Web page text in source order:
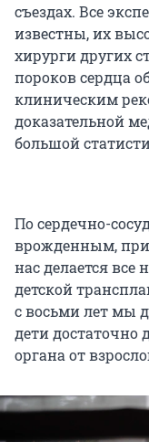
съездах. Все
известны, их
хирурги других
пороков сердца
клиническим
доказательной
большой
По сердечно-
врожденным,
нас делается
детской
с восьми лет мы
дети достаточно
органа от